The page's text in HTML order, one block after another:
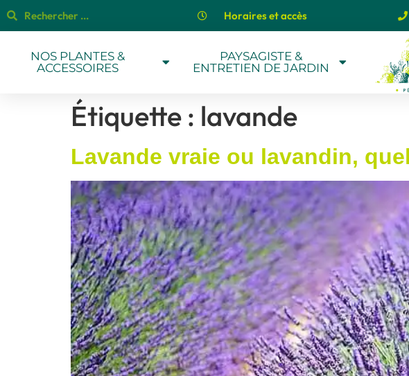
Horaires et accès
NOS PLANTES &
ACCESSOIRES
PAYSAGISTE &
ENTRETIEN DE JARDIN
Étiquette : lavande
Lavande vraie ou lavandin,